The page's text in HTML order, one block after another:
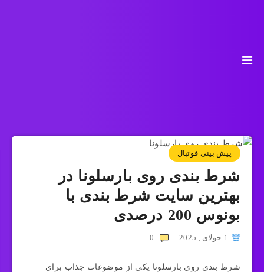
پیش بینی فوتبال
شرط بندی روی بارسلونا در
بهترین سایت شرط بندی با
بونوس 200 درصدی
1 جولای , 2025 0
شرط بندی روی بارسلونا یکی از موضوعات جذاب برای